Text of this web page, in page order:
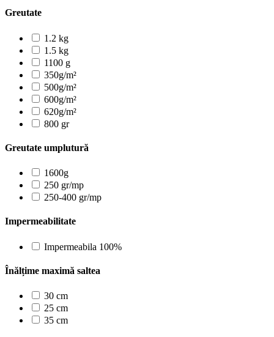
Greutate
1.2 kg
1.5 kg
1100 g
350g/m²
500g/m²
600g/m²
620g/m²
800 gr
Greutate umplutură
1600g
250 gr/mp
250-400 gr/mp
Impermeabilitate
Impermeabila 100%
Înălțime maximă saltea
30 cm
25 cm
35 cm